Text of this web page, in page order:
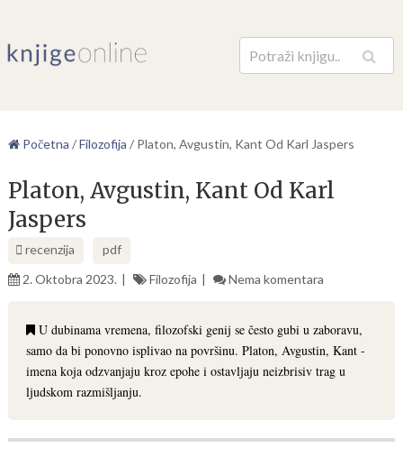
Pretraga
Početna /Filozofija / Platon, Avgustin, Kant Od Karl Jaspers
Platon, Avgustin, Kant Od Karl
Jaspers
recenzija
pdf
2. Oktobra 2023.
Filozofija Nema komentara
U dubinama vremena, filozofski genij se često gubi u zaboravu,
samo da bi ponovno isplivao na površinu. Platon, Avgustin, Kant -
imena koja odzvanjaju kroz epohe i ostavljaju neizbrisiv trag u
ljudskom razmišljanju.